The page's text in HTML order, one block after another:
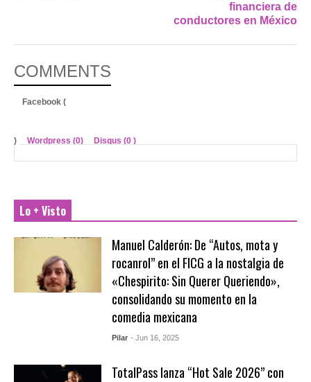
financiera de
conductores en México
COMMENTS
Facebook (
) Wordpress (0) Disqus (0 )
Lo + Visto
Manuel Calderón: De “Autos, mota y
rocanrol” en el FICG a la nostalgia de
«Chespirito: Sin Querer Queriendo»,
consolidando su momento en la
comedia mexicana
Pilar - Jun 16, 2025
TotalPass lanza “Hot Sale 2026” con